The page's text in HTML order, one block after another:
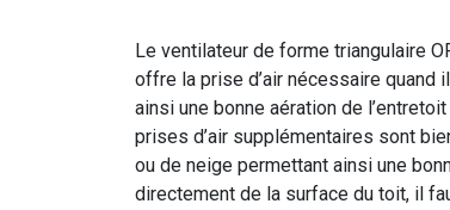
Le ventilateur de forme triangulaire
offre la prise d’air nécessaire quand
ainsi une bonne aération de
prises d’air supplémentaires sont
ou de neige permettant ainsi une
directement de la surface du toit, il